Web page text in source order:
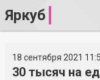
Яркуб
18 сентября 2021
30 тысяч на